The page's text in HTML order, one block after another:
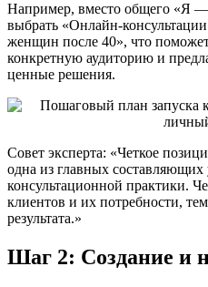
Например, вместо общего «Я
выбрать «Онлайн-
женщин после 40», что
конкретную аудиторию и
ценные решения.
Совет эксперта: «Четкое
одна из главных составляющих
консультационной практики.
клиентов и их потребности,
результата.»
Шаг 2: Создание и